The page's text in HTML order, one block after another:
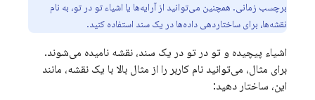
برچسب زمانی. همچنین می‌توانید از آرایه‌ها یا اشیاء تو در تو، به نام
نقشه‌ها، برای ساختاردهی داده‌ها در یک سند استفاده کنید.
اشیاء پیچیده و تو در تو در یک سند، نقشه نامیده می‌شوند.
برای مثال، می‌توانید نام کاربر را از مثال بالا با یک نقشه، مانند
این، ساختار دهید: